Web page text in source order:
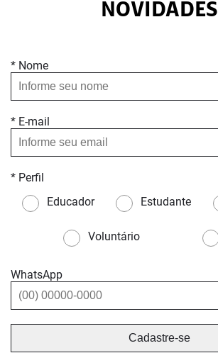
NOVIDADES
* Nome
* E-mail
* Perfil
Educador
Estudante
Voluntário
WhatsApp